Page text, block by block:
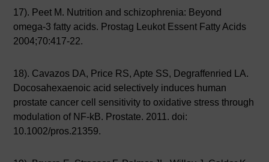
17). Peet M. Nutrition and schizophrenia: Beyond
omega-3 fatty acids. Prostag Leukot Essent Fatty Acids
2004;70:417-22.
18). Cavazos DA, Price RS, Apte SS, Degraffenried LA.
Docosahexaenoic acid selectively induces human
prostate cancer cell sensitivity to oxidative stress through
modulation of NF-kB. Prostate. 2011. doi:
10.1002/pros.21359.